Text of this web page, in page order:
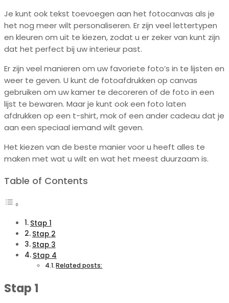
Je kunt ook tekst toevoegen aan het fotocanvas als je
het nog meer wilt personaliseren. Er zijn veel lettertypen
en kleuren om uit te kiezen, zodat u er zeker van kunt zijn
dat het perfect bij uw interieur past.
Er zijn veel manieren om uw favoriete foto’s in te lijsten en
weer te geven. U kunt de fotoafdrukken op canvas
gebruiken om uw kamer te decoreren of de foto in een
lijst te bewaren. Maar je kunt ook een foto laten
afdrukken op een t-shirt, mok of een ander cadeau dat je
aan een speciaal iemand wilt geven.
Het kiezen van de beste manier voor u heeft alles te
maken met wat u wilt en wat het meest duurzaam is.
Table of Contents
Stap 1
Stap 2
Stap 3
Stap 4
Related posts:
Stap 1